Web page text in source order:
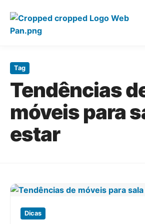
para
conteúdo
Tag
Tendências
móveis para
estar
Dicas